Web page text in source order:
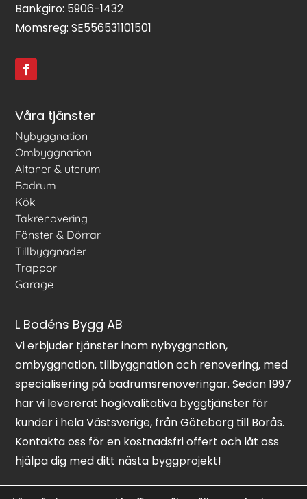
Bankgiro: 5906-1432
Momsreg: SE556531101501
Våra tjänster
Nybyggnation
Ombyggnation
Altaner & uterum
Badrum
Kök
Takrenovering
Fönster & Dörrar
Tillbyggnader
Trappor
Garage
L Bodéns Bygg AB
Vi erbjuder tjänster inom nybyggnation,
ombyggnation, tillbyggnation och renovering, med
specialisering på badrumsrenoveringar. Sedan 1997
har vi levererat högkvalitativa byggtjänster för
kunder i hela Västsverige, från Göteborg till Borås.
Kontakta oss för en kostnadsfri offert och låt oss
hjälpa dig med ditt nästa byggprojekt!